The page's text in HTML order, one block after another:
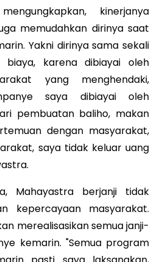
kinerjanya
memudahkan dirinya saat
Yakni dirinya sama sekali
biaya, karena dibiayai oleh
yang menghendaki,
saya dibiayai oleh
pembuatan baliho, makan
dengan masyarakat,
saya tidak keluar uang
Mahayastra berjanji tidak
kepercayaan masyarakat.
merealisasikan semua janji-
kemarin. "Semua program